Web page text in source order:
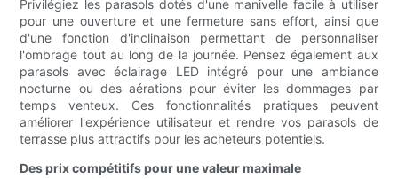
Privilégiez les parasols dotés d'une manivelle facile à utiliser
pour une ouverture et une fermeture sans effort, ainsi que
d'une fonction d'inclinaison permettant de personnaliser
l'ombrage tout au long de la journée. Pensez également aux
parasols avec éclairage LED intégré pour une ambiance
nocturne ou des aérations pour éviter les dommages par
temps venteux. Ces fonctionnalités pratiques peuvent
améliorer l'expérience utilisateur et rendre vos parasols de
terrasse plus attractifs pour les acheteurs potentiels.
Des prix compétitifs pour une valeur maximale